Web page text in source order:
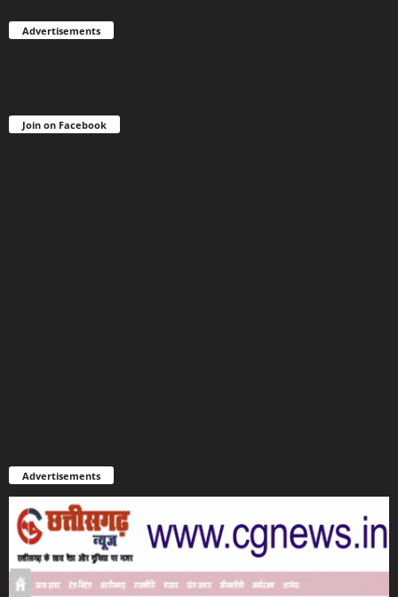
Advertisements
Join on Facebook
Advertisements